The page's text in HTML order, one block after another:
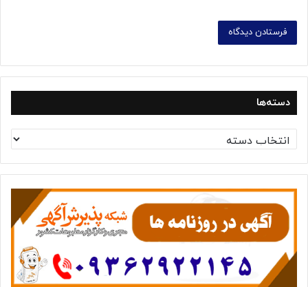
دسته‌ها
س
ت
ه‌
ه